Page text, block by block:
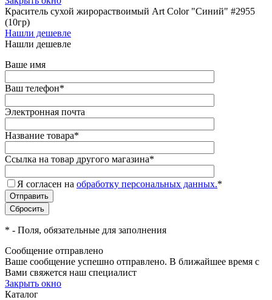
Краситель сухой жирораствоимый Art Color "Синий" #2955
(10гр)
Нашли дешевле
Нашли дешевле
Ваше имя
Ваш телефон*
Электронная почта
Название товара*
Ссылка на товар другого магазина*
Я согласен на обработку персональных данных.*
* - Поля, обязательные для заполнения
Сообщение отправлено
Ваше сообщение успешно отправлено. В ближайшее время с
Вами свяжется наш специалист
Закрыть окно
Каталог